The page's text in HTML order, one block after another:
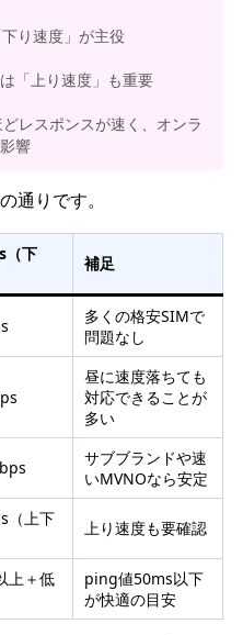
り速度」が主役
「上り速度」も重要
レスポンスが速く、オンラ
響
通りです。
（下
補足
多くの格安SIMで
問題なし
昼に速度落ちても
対応できることが
多い
サブブランドや速
いMVNOなら安定
（上下
上り速度も要確認
上＋低
ping値50ms以下
が快適の目安